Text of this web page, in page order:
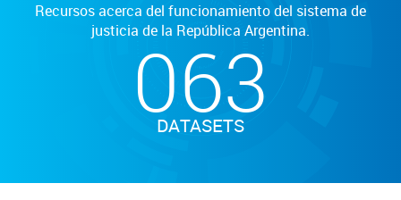
Recursos acerca del funcionamiento del sistema de
justicia de la República Argentina.
063
DATASETS